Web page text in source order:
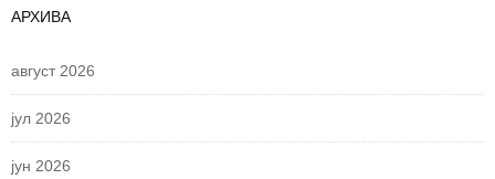
АРХИВА
август 2026
јул 2026
јун 2026